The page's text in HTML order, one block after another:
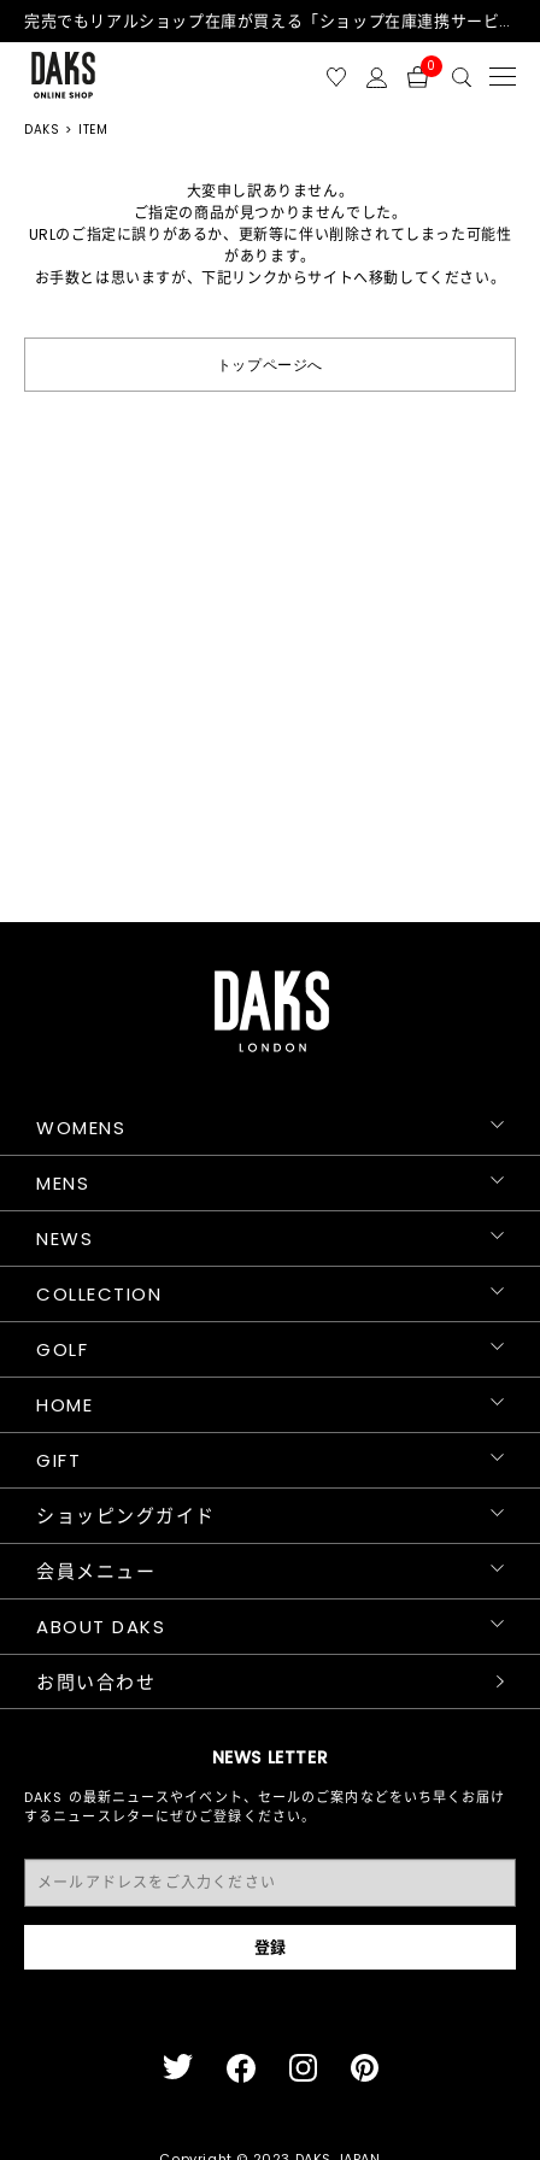
完売でもリアルショップ在庫が買える「ショップ在庫連携サービス」が日中もご利用可能になりました！
0
DAKS ITEM
大変申し訳ありません。
ご指定の商品が見つかりませんでした。
URLのご指定に誤りがあるか、更新等に伴い削除されてしまった可能性
があります。
お手数とは思いますが、下記リンクからサイトへ移動してください。
トップページへ
NEWS LETTER
DAKS の最新ニュースやイベント、セールのご案内などをいち早くお届け
するニュースレターにぜひご登録ください。
WOMENS
MENS
NEWS
COLLECTION
GOLF
HOME
GIFT
ショッピングガイド
会員メニュー
ABOUT DAKS
お問い合わせ